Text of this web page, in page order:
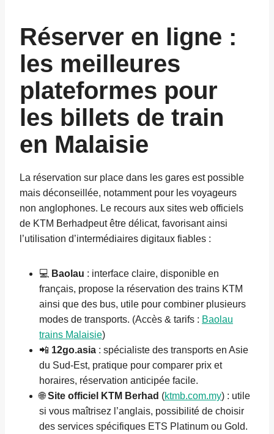
Réserver en ligne :
les meilleures
plateformes pour
les billets de train
en Malaisie
La réservation sur place dans les gares est possible
mais déconseillée, notamment pour les voyageurs
non anglophones. Le recours aux sites web officiels
de KTM Berhadpeut être délicat, favorisant ainsi
l’utilisation d’intermédiaires digitaux fiables :
💻 Baolau : interface claire, disponible en
français, propose la réservation des trains KTM
ainsi que des bus, utile pour combiner plusieurs
modes de transports. (Accès & tarifs : Baolau
trains Malaisie)
📲 12go.asia : spécialiste des transports en Asie
du Sud-Est, pratique pour comparer prix et
horaires, réservation anticipée facile.
🌐Site officiel KTM Berhad (ktmb.com.my) : utile
si vous maîtrisez l’anglais, possibilité de choisir
des services spécifiques ETS Platinum ou Gold.